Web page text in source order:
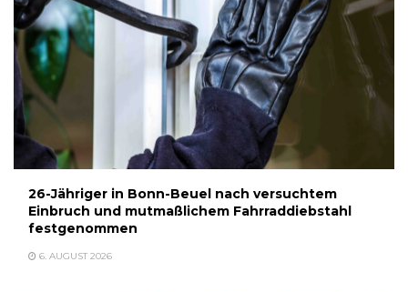
26-Jähriger in Bonn-Beuel nach versuchtem
Einbruch und mutmaßlichem Fahrraddiebstahl
festgenommen
6. AUGUST 2026